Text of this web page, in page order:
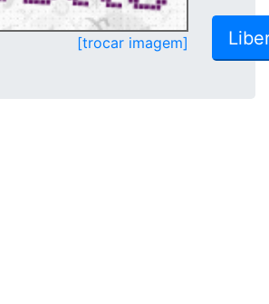
[trocar imagem]